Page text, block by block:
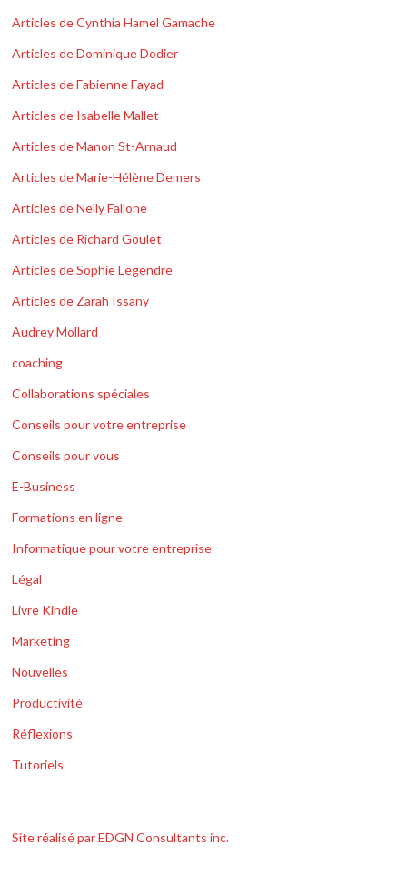
Articles de Cynthia Hamel Gamache
Articles de Dominique Dodier
Articles de Fabienne Fayad
Articles de Isabelle Mallet
Articles de Manon St-Arnaud
Articles de Marie-Hélène Demers
Articles de Nelly Fallone
Articles de Richard Goulet
Articles de Sophie Legendre
Articles de Zarah Issany
Audrey Mollard
coaching
Collaborations spéciales
Conseils pour votre entreprise
Conseils pour vous
E-Business
Formations en ligne
Informatique pour votre entreprise
Légal
Livre Kindle
Marketing
Nouvelles
Productivité
Réflexions
Tutoriels
Site réalisé par EDGN Consultants inc.